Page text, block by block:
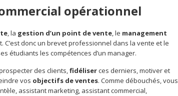
opérationnel
, la gestion d’un point de vente, le management
C’est donc un brevet professionnel dans la vente et le
étudiants les compétences d’un manager.
des clients,fidéliserces derniers, motiver et
vos objectifs de ventes. Comme débouchés, vous
assistant marketing, assistant commercial,